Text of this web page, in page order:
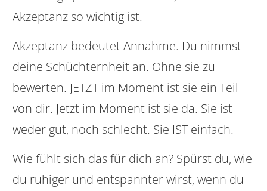
Akzeptanz so wichtig ist.
Akzeptanz bedeutet Annahme. Du nimmst
deine Schüchternheit an. Ohne sie zu
bewerten. JETZT im Moment ist sie ein Teil
von dir. Jetzt im Moment ist sie da. Sie ist
weder gut, noch schlecht. Sie IST einfach.
Wie fühlt sich das für dich an? Spürst du, wie
du ruhiger und entspannter wirst, wenn du